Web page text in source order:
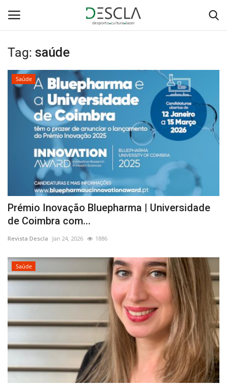
Login
Home
...by Descla
Desporto
Contactos
Sobre Nós
Educação
Estatuto Editorial
Saúde
Ficha técnica
Cultura
Lazer
Ambiente
Tag: saúde
Saúde
Prémio Inovação Bluepharma | Universidade
de Coimbra com...
Revista Descla Jan 24, 2026 1886
Saúde